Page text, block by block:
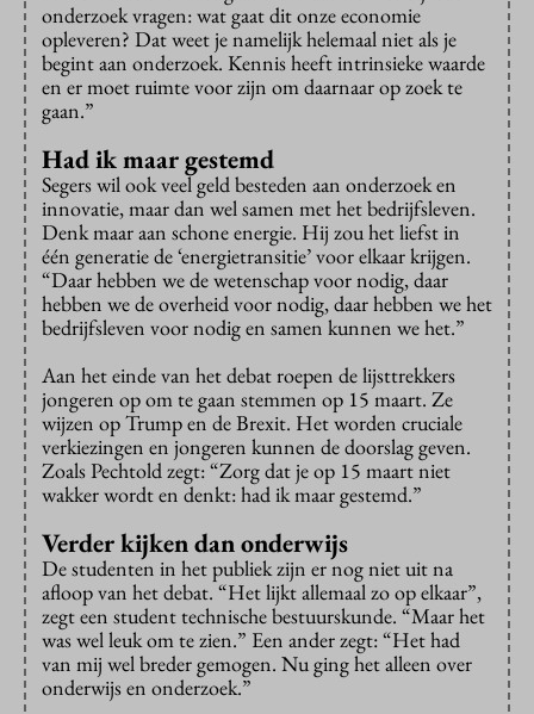
onderzoek vragen: wat gaat dit onze economie
opleveren? Dat weet je namelijk helemaal niet als je
begint aan onderzoek. Kennis heeft intrinsieke waarde
en er moet ruimte voor zijn om daarnaar op zoek te
gaan.”
Had ik maar gestemd
Segers wil ook veel geld besteden aan onderzoek en
innovatie, maar dan wel samen met het bedrijfsleven.
Denk maar aan schone energie. Hij zou het liefst in
één generatie de ‘energietransitie’ voor elkaar krijgen.
“Daar hebben we de wetenschap voor nodig, daar
hebben we de overheid voor nodig, daar hebben we het
bedrijfsleven voor nodig en samen kunnen we het.”
Aan het einde van het debat roepen de lijsttrekkers
jongeren op om te gaan stemmen op 15 maart. Ze
wijzen op Trump en de Brexit. Het worden cruciale
verkiezingen en jongeren kunnen de doorslag geven.
Zoals Pechtold zegt: “Zorg dat je op 15 maart niet
wakker wordt en denkt: had ik maar gestemd.”
Verder kijken dan onderwijs
De studenten in het publiek zijn er nog niet uit na
afloop van het debat. “Het lijkt allemaal zo op elkaar”,
zegt een student technische bestuurskunde. “Maar het
was wel leuk om te zien.” Een ander zegt: “Het had
van mij wel breder gemogen. Nu ging het alleen over
onderwijs en onderzoek.”